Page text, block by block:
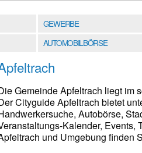
GEWERBE
AUTOMOBILBÖRSE
Gemeinde Apfeltrach liegt im
Cityguide Apfeltrach bietet
Autobörse,
Kalender, Events,
und Umgebung finden